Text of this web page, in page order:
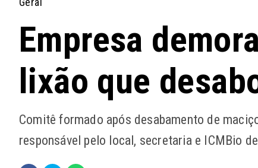
Empresa
lixão que
Comitê formado após desabamento de
responsável pelo local, secretaria e ICMBio